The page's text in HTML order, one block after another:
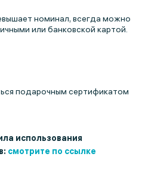
номинал, всегда можно
или банковской картой.
подарочным сертификатом
использования
смотрите по ссылке